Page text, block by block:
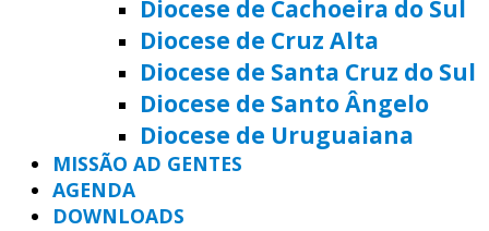
Diocese de Cachoeira do Sul
Diocese de Cruz Alta
Diocese de Santa Cruz do Sul
Diocese de Santo Ângelo
Diocese de Uruguaiana
MISSÃO AD GENTES
AGENDA
DOWNLOADS